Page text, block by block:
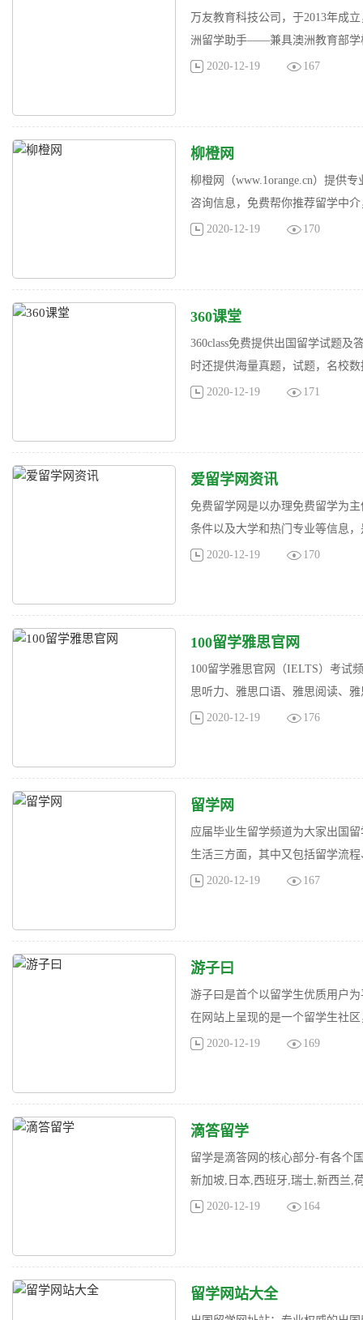
万友教育科技公司，于2013年成
洲留学助手——兼具澳洲教育部学
2020-12-19 167
柳橙网
柳橙网（www.1orange.cn）提供
咨询信息，免费帮你推荐留学中
2020-12-19 170
360课堂
360class免费提供出国留学试题
时还提供海量真题，试题，名校
2020-12-19 171
爱留学网资讯
免费留学网是以办理免费留学为
条件以及大学和热门专业等信息
2020-12-19 170
100留学雅思官网
100留学雅思官网（IELTS）考试
思听力、雅思口语、雅思阅读、
2020-12-19 176
留学网
应届毕业生留学频道为大家出国
生活三方面，其中又包括留学流
2020-12-19 167
游子曰
游子曰是首个以留学生优质用户
在网站上呈现的是一个留学生社
2020-12-19 169
滴答留学
留学是滴答网的核心部分-有各个
新加坡,日本,西班牙,瑞士,新西兰,
2020-12-19 164
留学网站大全